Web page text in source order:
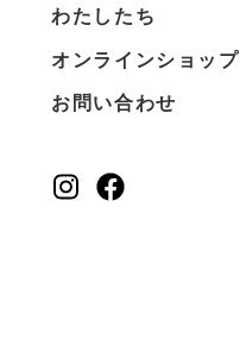
わたしたち
オンラインショップ
お問い合わせ